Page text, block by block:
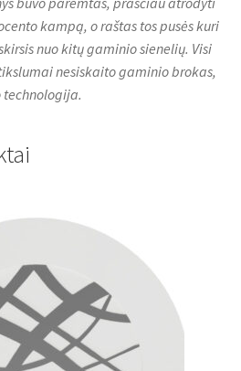
kampą, o raštas tos pusės kuri
nuo kitų gaminio sienelių. Visi
nesiskaito gaminio brokas,
technologija.